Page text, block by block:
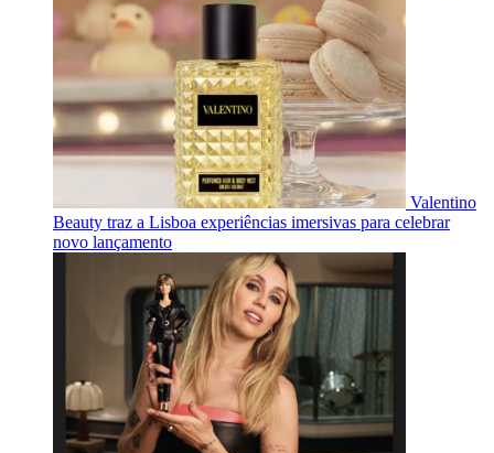
Valentino
Beauty traz a Lisboa experiências imersivas para celebrar
novo lançamento